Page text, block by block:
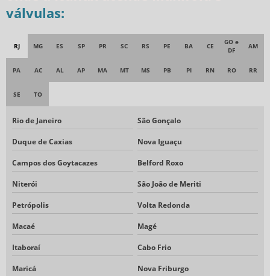
VÁLVULA MANIFOLD 2 VIAS
VÁLVULA MANIFOLD 3 VIAS
VÁLVULA MANIFOLD 5 VIAS
VÁLVULA MANIFOLD MÚLTIPLA
VALVULAS DE AGULHA EM INOX
VÁLVULAS DE BLOQUEIO AGULHA
VÁLVULAS DE BLOQUEIO TIPO AGULHA
VÁLVULAS DE MANIFOLD
VÁLVULAS INSTRUMENTAÇÃO
VALVULAS MANIFOLDS
válvulas:
RJ MG ES SP PR SC RS PE BA CE
GO e
DF
AM
PA AC AL AP MA MT MS PB PI RN RO RR
SE TO
Rio de Janeiro São Gonçalo
Duque de Caxias Nova Iguaçu
Campos dos Goytacazes Belford Roxo
Niterói São João de Meriti
Petrópolis Volta Redonda
Macaé Magé
Itaboraí Cabo Frio
Maricá Nova Friburgo